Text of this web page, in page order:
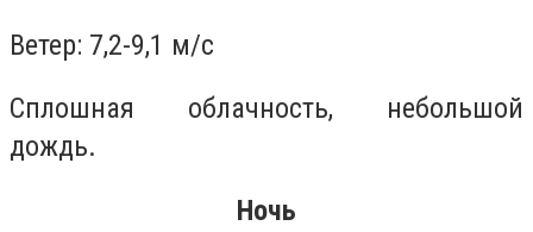
Ветер: 7,2-9,1 м/с
Сплошная облачность, небольшой
дождь.
Ночь